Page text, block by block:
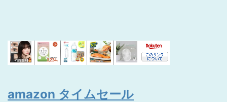
amazon タイムセール